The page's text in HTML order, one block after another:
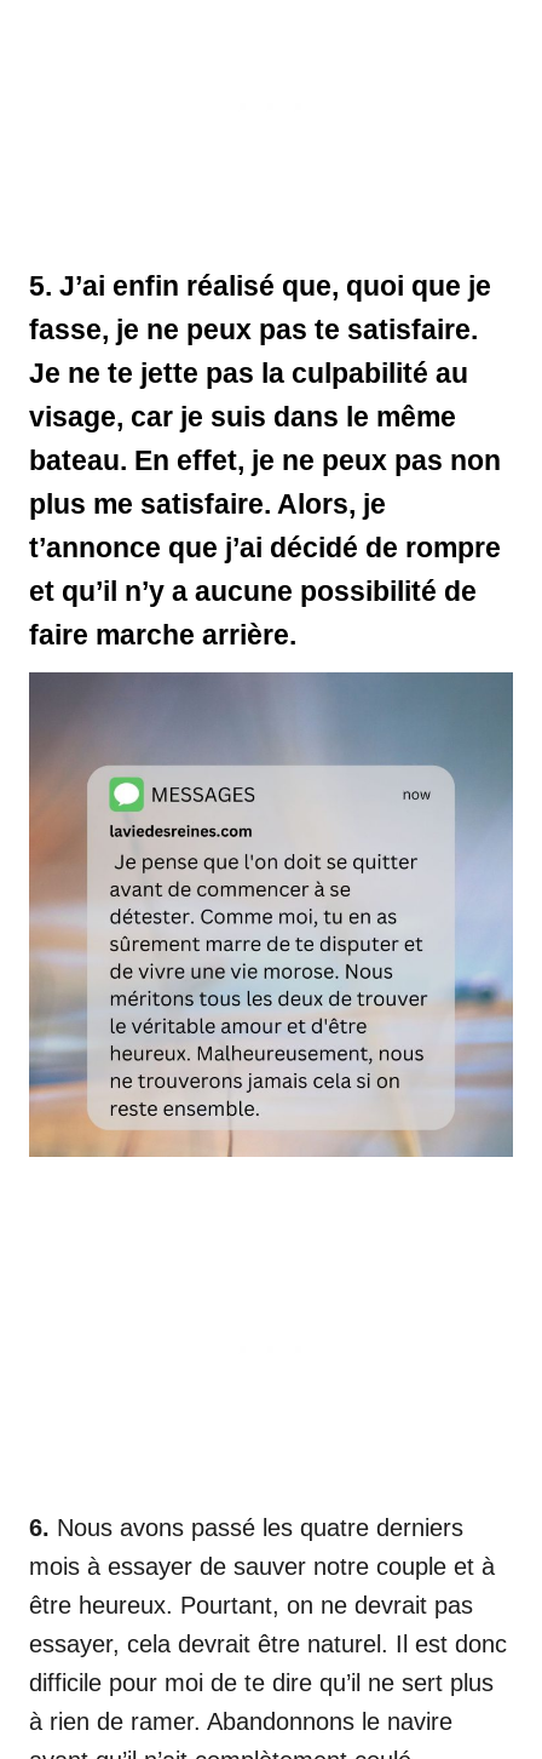
5. J’ai enfin réalisé que, quoi que je
fasse, je ne peux pas te satisfaire.
Je ne te jette pas la culpabilité au
visage, car je suis dans le même
bateau. En effet, je ne peux pas non
plus me satisfaire. Alors, je
t’annonce que j’ai décidé de rompre
et qu’il n’y a aucune possibilité de
faire marche arrière.
6. Nous avons passé les quatre derniers
mois à essayer de sauver notre couple et à
être heureux. Pourtant, on ne devrait pas
essayer, cela devrait être naturel. Il est donc
difficile pour moi de te dire qu’il ne sert plus
à rien de ramer. Abandonnons le navire